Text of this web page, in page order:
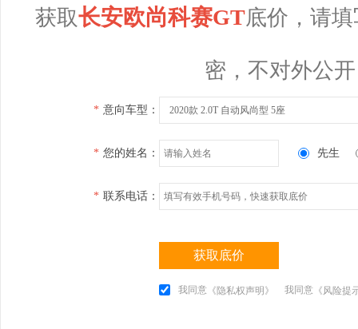
获取长安欧尚科赛GT底价，请
密，不对外公
* 意向车型： 2020款 2.0T 自动风尚型 5座
* 您的姓名： 先生
* 联系电话：
获取底价
我同意 《隐私权声明》 我同意 《风险提